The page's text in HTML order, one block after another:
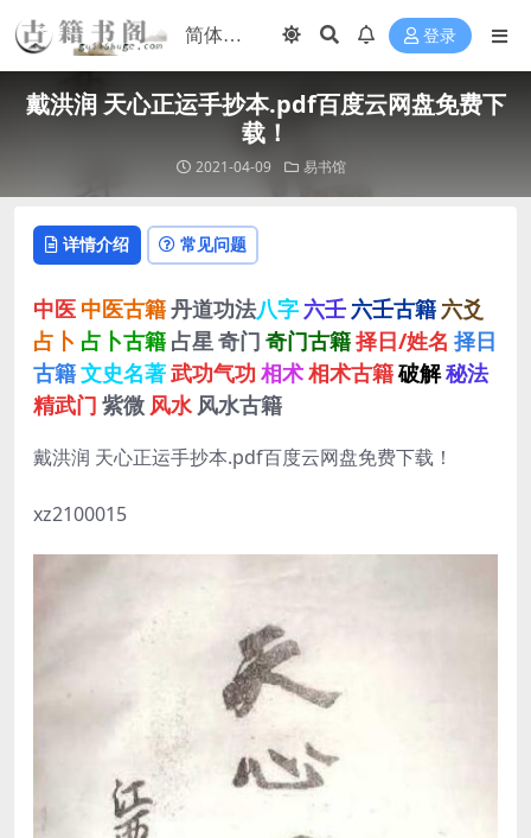
登录
戴洪润 天心正运手抄本.pdf百度云网盘免费下
载！
2021-04-09 易书馆
详情介绍 常见问题
中医 中医古籍丹道功法八字 六壬 六壬古籍 六爻
占卜 占卜古籍 占星 奇门 奇门古籍择日/姓名 择日
古籍文史名著武功气功 相术相术古籍破解秘法
精武门 紫微 风水 风水古籍
戴洪润 天心正运手抄本.pdf百度云网盘免费下载！
xz2100015